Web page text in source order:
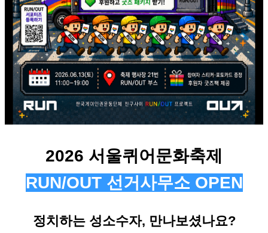
2026 서울퀴어문화축제
RUN/OUT 선거사무소 OPEN
정치하는 성소수자, 만나보셨나요?